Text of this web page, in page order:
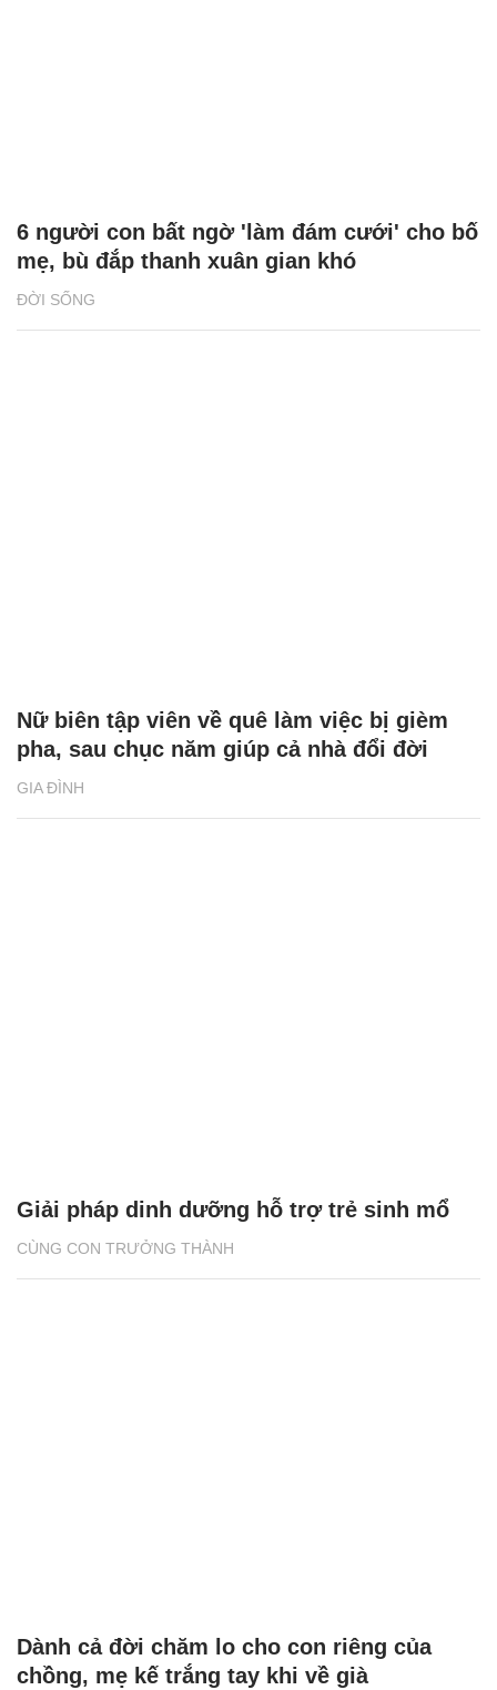
ĐỜI SỐNG
6 người con bất ngờ 'làm đám cưới' cho bố
mẹ, bù đắp thanh xuân gian khó
GIA ĐÌNH
Nữ biên tập viên về quê làm việc bị gièm
pha, sau chục năm giúp cả nhà đổi đời
CÙNG CON TRƯỞNG THÀNH
Giải pháp dinh dưỡng hỗ trợ trẻ sinh mổ
Dành cả đời chăm lo cho con riêng của
chồng, mẹ kế trắng tay khi về già